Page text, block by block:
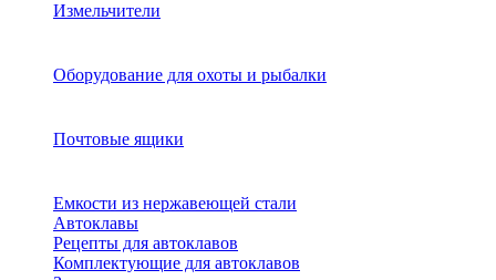
Измельчители
Оборудование для охоты и рыбалки
Почтовые ящики
Емкости из нержавеющей стали
Автоклавы
Рецепты для автоклавов
Комплектующие для автоклавов